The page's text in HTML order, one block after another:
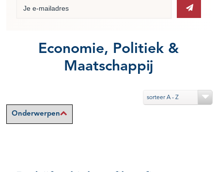
Economie, Politiek &
Maatschappij
Onderwerpen
sorteer A - Z